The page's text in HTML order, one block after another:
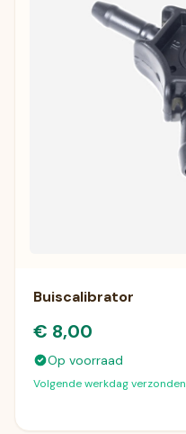
Buiscalibrator
€ 8,00
Op voorraad
Volgende werkdag verzonden